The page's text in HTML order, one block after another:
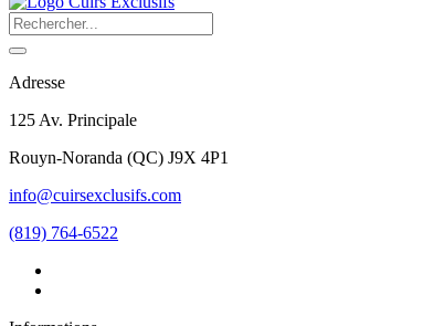
Adresse
125 Av. Principale
Rouyn-Noranda (QC) J9X 4P1
info@cuirsexclusifs.com
(819) 764-6522